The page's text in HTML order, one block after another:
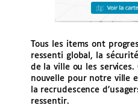
Tous les items ont
ressenti global, la
de la ville ou les services.
nouvelle pour notre ville
la recrudescence
ressentir.